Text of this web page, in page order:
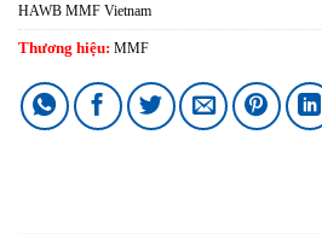
HAWB MMF Vietnam
Thương hiệu: MMF